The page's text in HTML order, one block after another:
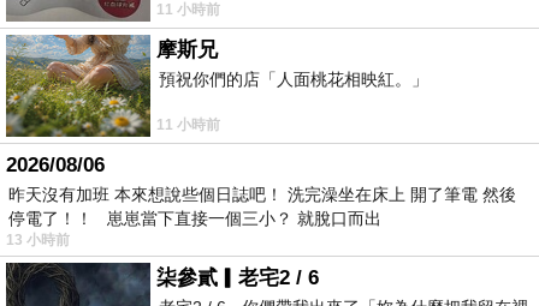
去的 B12 彌可保並非沒有吸收而是超
11 小時前
摩斯兄
預祝你們的店「人面桃花相映紅。」
11 小時前
2026/08/06
昨天沒有加班 本來想說些個日誌吧！ 洗完澡坐在床上 開了筆電 然後
停電了！！ 崽崽當下直接一個三小？ 就脫口而出
13 小時前
柒參貳▎老宅2 / 6